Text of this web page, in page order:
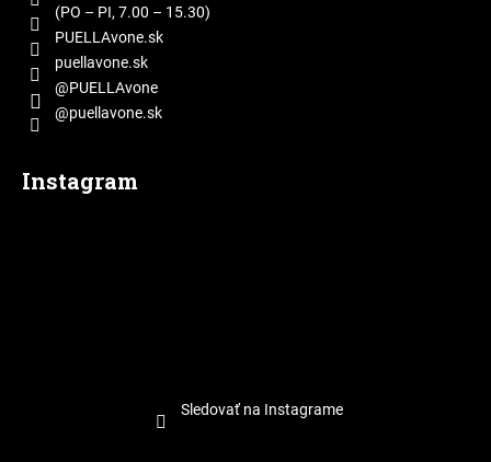
(PO – PI, 7.00 – 15.30)
PUELLAvone.sk
puellavone.sk
@PUELLAvone
@puellavone.sk
Instagram
Sledovať na Instagrame